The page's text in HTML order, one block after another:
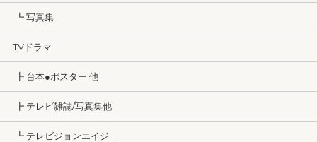
┗ 写真集
TVドラマ
┣ 台本●ポスター 他
┣ テレビ雑誌/写真集他
┗ テレビジョンエイジ